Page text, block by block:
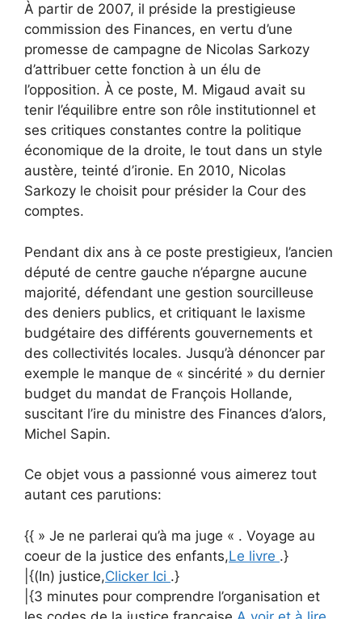
À partir de 2007, il préside la prestigieuse
commission des Finances, en vertu d’une
promesse de campagne de Nicolas Sarkozy
d’attribuer cette fonction à un élu de
l’opposition. À ce poste, M. Migaud avait su
tenir l’équilibre entre son rôle institutionnel et
ses critiques constantes contre la politique
économique de la droite, le tout dans un style
austère, teinté d’ironie. En 2010, Nicolas
Sarkozy le choisit pour présider la Cour des
comptes.
Pendant dix ans à ce poste prestigieux, l’ancien
député de centre gauche n’épargne aucune
majorité, défendant une gestion sourcilleuse
des deniers publics, et critiquant le laxisme
budgétaire des différents gouvernements et
des collectivités locales. Jusqu’à dénoncer par
exemple le manque de « sincérité » du dernier
budget du mandat de François Hollande,
suscitant l’ire du ministre des Finances d’alors,
Michel Sapin.
Ce objet vous a passionné vous aimerez tout
autant ces parutions:
{{ » Je ne parlerai qu’à ma juge « . Voyage au
coeur de la justice des enfants,Le livre .}
|{(In) justice,Clicker Ici .}
|{3 minutes pour comprendre l’organisation et